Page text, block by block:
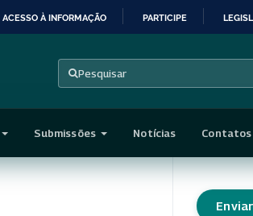
ACESSO À INFORMAÇÃO PARTICIPE
Pesquisar
Submissões Notícias Contatos